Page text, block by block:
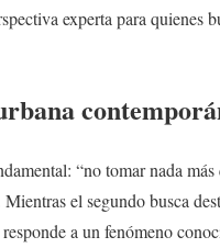
experta para quienes
“no tomar nada
el segundo busca
responde a un fenómeno